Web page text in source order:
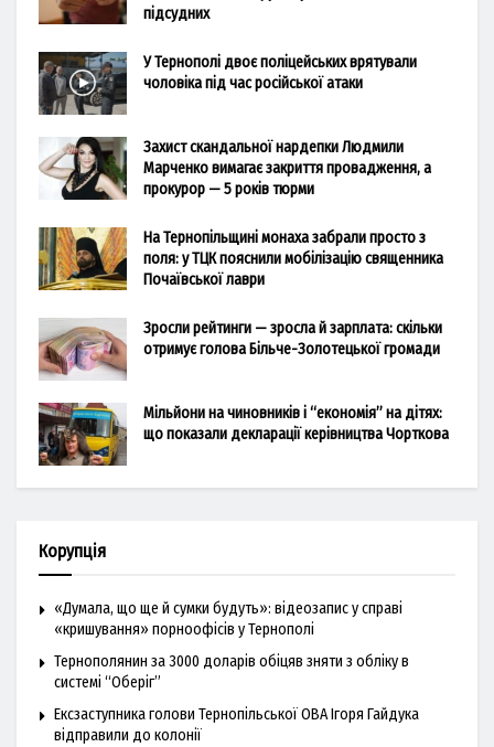
підсудних
У Тернополі двоє поліцейських врятували
чоловіка під час російської атаки
Захист скандальної нардепки Людмили
Марченко вимагає закриття провадження, а
прокурор — 5 років тюрми
На Тернопільщині монаха забрали просто з
поля: у ТЦК пояснили мобілізацію священника
Почаївської лаври
Зросли рейтинги — зросла й зарплата: скільки
отримує голова Більче-Золотецької громади
Мільйони на чиновників і “економія” на дітях:
що показали декларації керівництва Чорткова
Корупція
«Думала, що ще й сумки будуть»: відеозапис у справі
«кришування» порноофісів у Тернополі
Тернополянин за 3000 доларів обіцяв зняти з обліку в
системі “Оберіг”
Ексзаступника голови Тернопільської ОВА Ігоря Гайдука
відправили до колонії